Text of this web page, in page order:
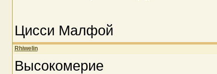
Цисси Малфой
Rhiwelin
Высокомерие